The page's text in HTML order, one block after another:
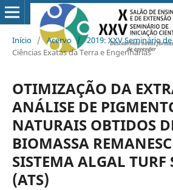
Início / Acervo / 2019: XXV Seminário
Ciências Exatas da Terra e Engenharias
OTIMIZAÇÃO DA
ANÁLISE DE
NATURAIS OBTIDOS
BIOMASSA
SISTEMA ALGAL TURF
(ATS)